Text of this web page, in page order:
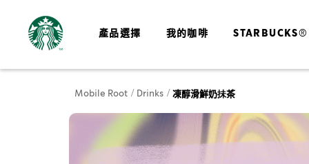
產品選擇 我的咖啡
Mobile Root Drinks 凍醇滑鮮奶抺茶